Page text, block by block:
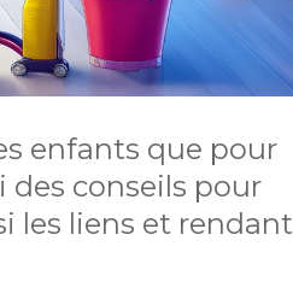
enfants que pour
des conseils pour
les liens et rendant